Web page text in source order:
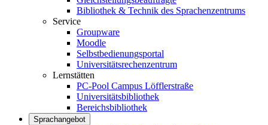
Bibliothek & Technik des Sprachenzentrums
Service
Groupware
Moodle
Selbstbedienungsportal
Universitätsrechenzentrum
Lernstätten
PC-Pool Campus Löfflerstraße
Universitätsbibliothek
Bereichsbibliothek
Sprachangebot